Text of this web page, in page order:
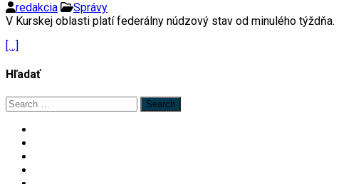
redakcia
Správy
V Kurskej oblasti platí federálny núdzový stav od minulého týždňa.
[…]
Hľadať
Search
for: